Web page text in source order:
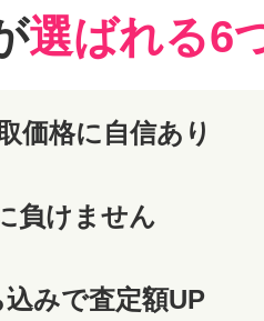
選ばれる6
価格に自信あり
負けません
みで査定額UP